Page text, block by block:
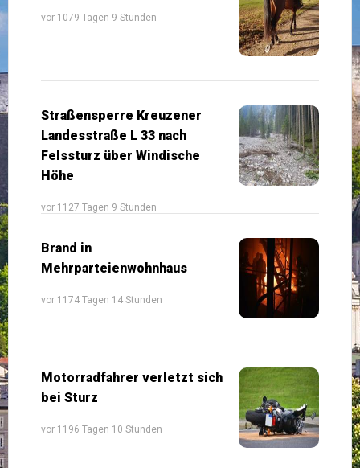
vor 1079 Tagen 9 Stunden
Straßensperre Kreuzener
Landesstraße L 33 nach
Felssturz über Windische
Höhe
vor 1127 Tagen 9 Stunden
Brand in
Mehrparteienwohnhaus
vor 1174 Tagen 14 Stunden
Motorradfahrer verletzt sich
bei Sturz
vor 1196 Tagen 10 Stunden